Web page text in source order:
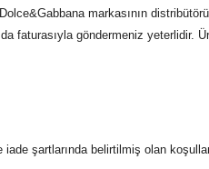
markasının
faturasıyla göndermeniz yeterlidir.
iade şartlarında belirtilmiş olan